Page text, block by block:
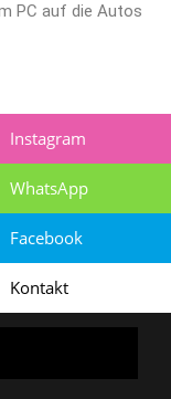
PC auf die Autos
Ein
Instagram
WhatsApp
Facebook
Kontakt